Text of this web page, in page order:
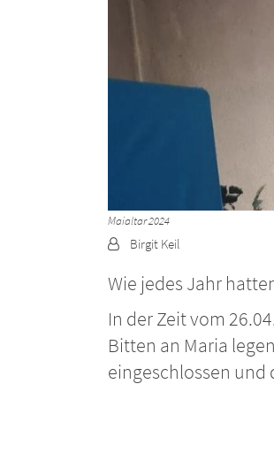
Maialtar 2024
Von: Birgit Keil
Wie jedes Jahr
In der Zeit vom
Bitten an Maria
eingeschlossen